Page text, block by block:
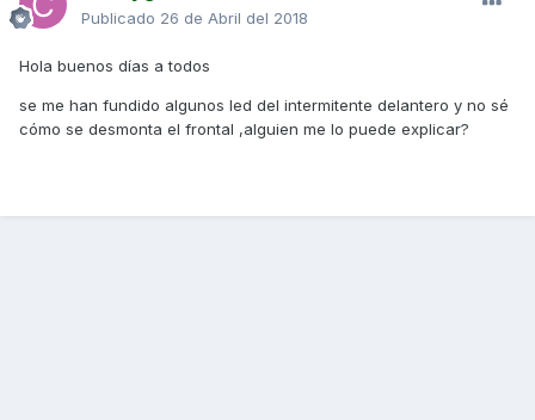
Publicado 26 de Abril del 2018
Hola buenos días a todos
se me han fundido algunos led del intermitente delantero y no sé
cómo se desmonta el frontal ,alguien me lo puede explicar?